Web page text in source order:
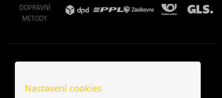
DOPRAVNÍ
METODY
Nastavení cookies